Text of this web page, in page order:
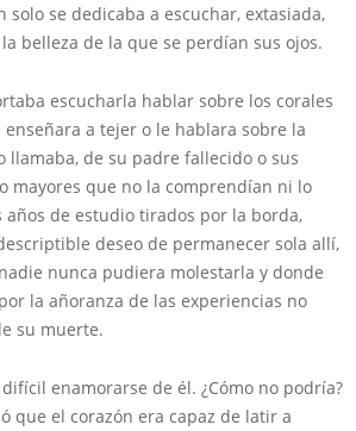
solo se dedicaba a escuchar, extasiada,
belleza de la que se perdían sus ojos.
escucharla hablar sobre los corales
enseñara a tejer o le hablara sobre la
llamaba, de su padre fallecido o sus
mayores que no la comprendían ni lo
años de estudio tirados por la borda,
deseo de permanecer sola allí,
nunca pudiera molestarla y donde
la añoranza de las experiencias no
su muerte.
enamorarse de él. ¿Cómo no podría?
que el corazón era capaz de latir a